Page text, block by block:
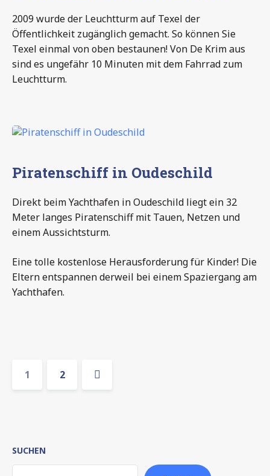
2009 wurde der Leuchtturm auf Texel der
Öffentlichkeit zugänglich gemacht. So können Sie
Texel einmal von oben bestaunen! Von De Krim aus
sind es ungefähr 10 Minuten mit dem Fahrrad zum
Leuchtturm.
Piratenschiff in Oudeschild
Direkt beim Yachthafen in Oudeschild liegt ein 32
Meter langes Piratenschiff mit Tauen, Netzen und
einem Aussichtsturm.
Eine tolle kostenlose Herausforderung für Kinder! Die
Eltern entspannen derweil bei einem Spaziergang am
Yachthafen.
1 2
SUCHEN